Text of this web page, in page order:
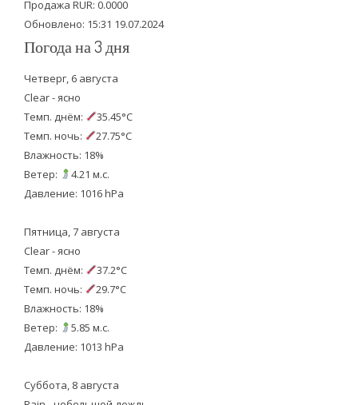
Продажа RUR: 0.0000
Обновлено: 15:31 19.07.2024
Погода на 3 дня
Четверг, 6 августа
Clear - ясно
Темп. днём:
35.45°C
Темп. ночь:
27.75°C
Влажность: 18%
Ветер:
4.21 м.с.
Давление: 1016 hPa
Пятница, 7 августа
Clear - ясно
Темп. днём:
37.2°C
Темп. ночь:
29.7°C
Влажность: 18%
Ветер:
5.85 м.с.
Давление: 1013 hPa
Суббота, 8 августа